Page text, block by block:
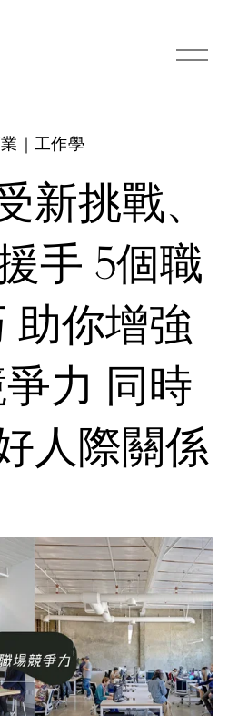
O
p
新挑戰、
手 5個職
助你增強
力 同時
人際關係
｜工作學